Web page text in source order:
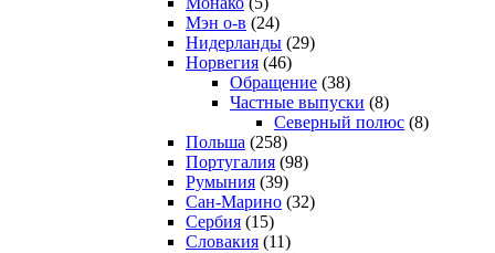
Мэн о-в (24)
Нидерланды (29)
Норвегия (46)
Обращение (38)
Частные выпуски (8)
Северный полюс (8)
Польша (258)
Португалия (98)
Румыния (39)
Сан-Марино (32)
Сербия (15)
Словакия (11)